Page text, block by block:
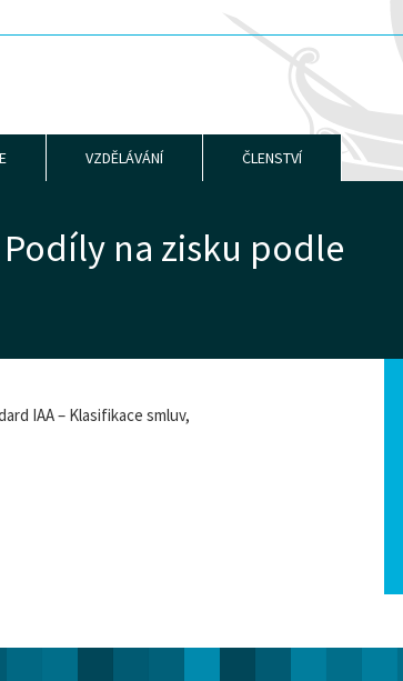
VZDĚLÁVÁNÍ ČLENSTVÍ
na zisku podle
IAA – Klasifikace smluv,